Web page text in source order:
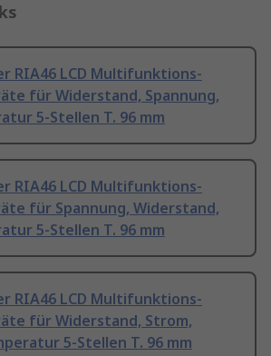
RIA46 LCD Multifunktions-
für Widerstand, Spannung,
5-Stellen T. 96 mm
RIA46 LCD Multifunktions-
für Spannung, Widerstand,
5-Stellen T. 96 mm
RIA46 LCD Multifunktions-
für Widerstand, Strom,
5-Stellen T. 96 mm